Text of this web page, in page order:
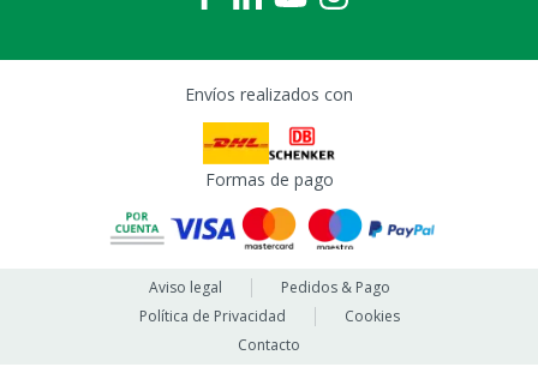
Envíos realizados con
Formas de pago
Aviso legal
Pedidos & Pago
Política de Privacidad
Cookies
Contacto